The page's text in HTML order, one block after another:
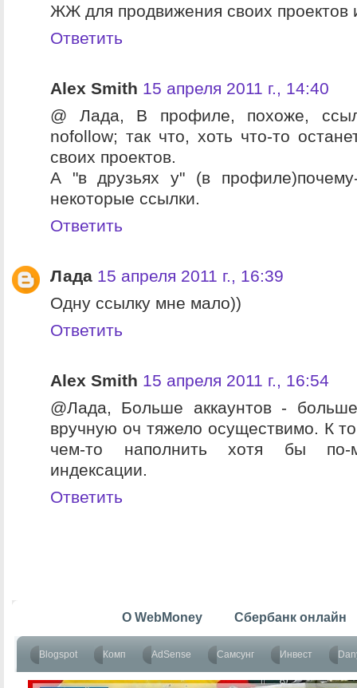
ЖЖ для продвижения своих проектов
Ответить
Alex Smith 15 апреля 2011 г., 14:40
@ Лада, В профиле, похоже,
nofollow; так что, хоть что-то
своих проектов.
А "в друзьях у" (в
некоторые ссылки.
Ответить
Лада 15 апреля 2011 г., 16:39
Одну ссылку мне мало))
Ответить
Alex Smith 15 апреля 2011 г., 16:54
@Лада, Больше аккаунтов -
вручную оч тяжело осуществимо. К
чем-то наполнить хотя бы
индексации.
Ответить